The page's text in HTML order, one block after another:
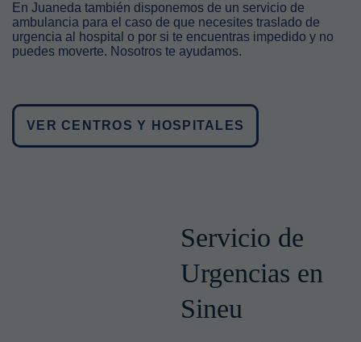
En Juaneda también disponemos de un servicio de
ambulancia para el caso de que necesites traslado de
urgencia al hospital o por si te encuentras impedido y no
puedes moverte. Nosotros te ayudamos.
VER CENTROS Y HOSPITALES
Servicio de
Urgencias en
Sineu